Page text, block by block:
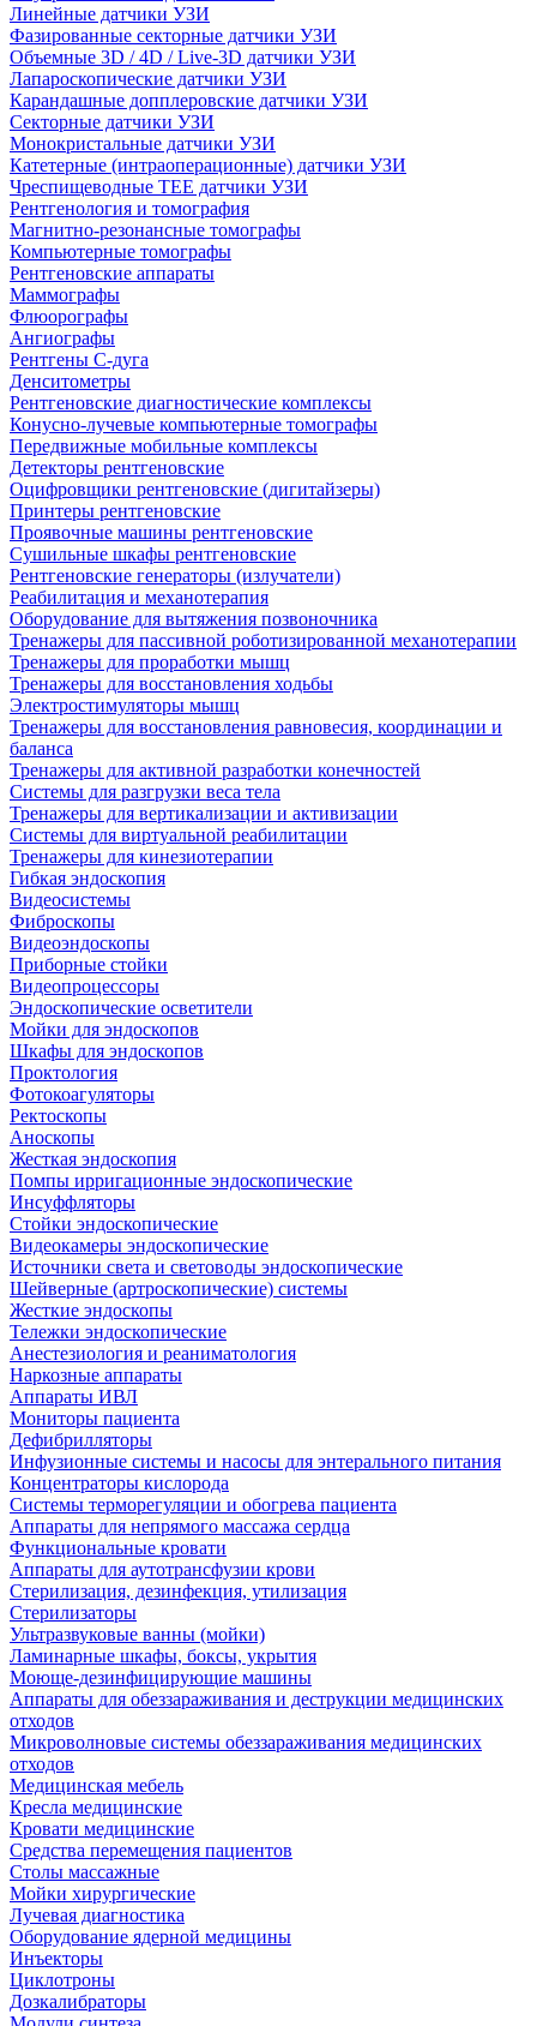
Линейные датчики УЗИ
Фазированные секторные датчики УЗИ
Объемные 3D / 4D / Live-3D датчики УЗИ
Лапароскопические датчики УЗИ
Карандашные допплеровские датчики УЗИ
Секторные датчики УЗИ
Монокристальные датчики УЗИ
Катетерные (интраоперационные) датчики УЗИ
Чреспищеводные TEE датчики УЗИ
Рентгенология и томография
Магнитно-резонансные томографы
Компьютерные томографы
Рентгеновские аппараты
Маммографы
Флюорографы
Ангиографы
Рентгены С-дуга
Денситометры
Рентгеновские диагностические комплексы
Конусно-лучевые компьютерные томографы
Передвижные мобильные комплексы
Детекторы рентгеновские
Оцифровщики рентгеновские (дигитайзеры)
Принтеры рентгеновские
Проявочные машины рентгеновские
Сушильные шкафы рентгеновские
Рентгеновские генераторы (излучатели)
Реабилитация и механотерапия
Оборудование для вытяжения позвоночника
Тренажеры для пассивной роботизированной механотерапии
Тренажеры для проработки мышц
Тренажеры для восстановления ходьбы
Электростимуляторы мышц
Тренажеры для восстановления равновесия, координации и
баланса
Тренажеры для активной разработки конечностей
Системы для разгрузки веса тела
Тренажеры для вертикализации и активизации
Системы для виртуальной реабилитации
Тренажеры для кинезиотерапии
Гибкая эндоскопия
Видеосистемы
Фиброскопы
Видеоэндоскопы
Приборные стойки
Видеопроцессоры
Эндоскопические осветители
Мойки для эндоскопов
Шкафы для эндоскопов
Проктология
Фотокоагуляторы
Ректоскопы
Аноскопы
Жесткая эндоскопия
Помпы ирригационные эндоскопические
Инсуффляторы
Стойки эндоскопические
Видеокамеры эндоскопические
Источники света и световоды эндоскопические
Шейверные (артроскопические) системы
Жесткие эндоскопы
Тележки эндоскопические
Анестезиология и реаниматология
Наркозные аппараты
Аппараты ИВЛ
Мониторы пациента
Дефибрилляторы
Инфузионные системы и насосы для энтерального питания
Концентраторы кислорода
Системы терморегуляции и обогрева пациента
Аппараты для непрямого массажа сердца
Функциональные кровати
Аппараты для аутотрансфузии крови
Стерилизация, дезинфекция, утилизация
Стерилизаторы
Ультразвуковые ванны (мойки)
Ламинарные шкафы, боксы, укрытия
Моюще-дезинфицирующие машины
Аппараты для обеззараживания и деструкции медицинских
отходов
Микроволновые системы обеззараживания медицинских
отходов
Медицинская мебель
Кресла медицинские
Кровати медицинские
Средства перемещения пациентов
Столы массажные
Мойки хирургические
Лучевая диагностика
Оборудование ядерной медицины
Инъекторы
Циклотроны
Дозкалибраторы